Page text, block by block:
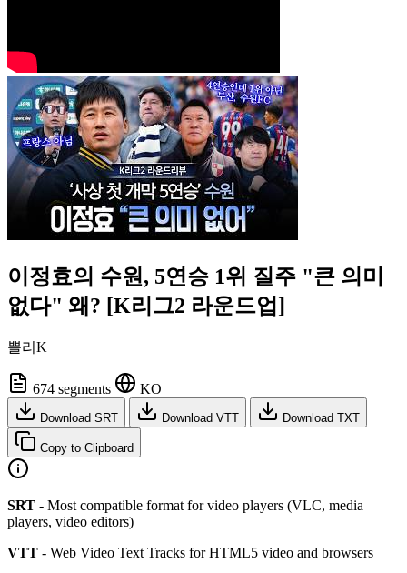
이정효의 수원, 5연승 1위 질주 "큰 의미
없다" 왜? [K리그2 라운드업]
뽈리K
674 segments KO
Download SRT Download VTT Download TXT
Copy to Clipboard
SRT - Most compatible format for video players (VLC, media
players, video editors)
VTT - Web Video Text Tracks for HTML5 video and browsers